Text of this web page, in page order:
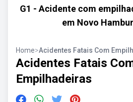
G1 - Acidente com
em Novo
Home>Acidentes Fatais Com
Acidentes Fatais
Empilhadeiras